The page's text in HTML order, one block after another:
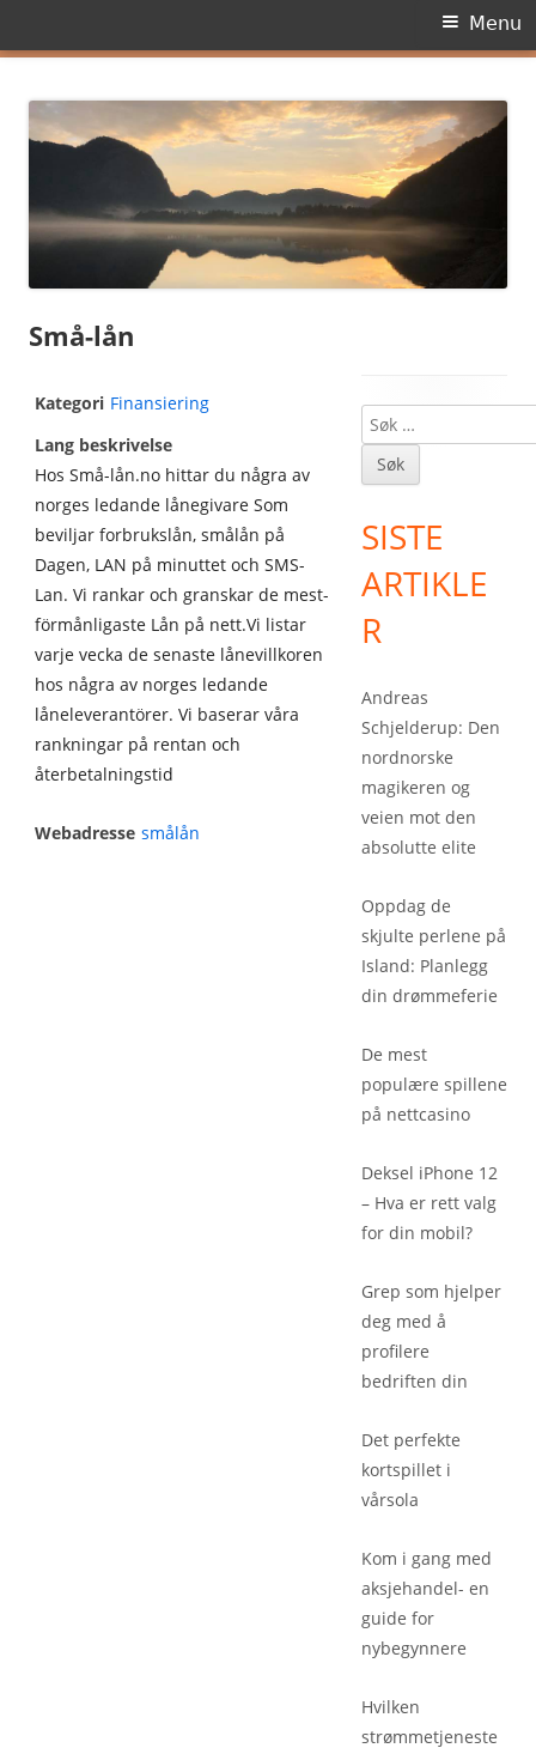
content
Menu
Små-lån
Kategori Finansiering
Lang beskrivelse
Hos Små-lån.no hittar du några av
norges ledande lånegivare Som
beviljar forbrukslån, smålån på
Dagen, LAN på minuttet och SMS-
Lan. Vi rankar och granskar de mest-
förmånligaste Lån på nett.Vi listar
varje vecka de senaste lånevillkoren
hos några av norges ledande
låneleverantörer. Vi baserar våra
rankningar på rentan och
återbetalningstid
Webadresse smålån
Main
Sidebar
Søk
etter:
SISTE
ARTIKLE
R
Andreas
Schjelderup: Den
nordnorske
magikeren og
veien mot den
absolutte elite
Oppdag de
skjulte perlene på
Island: Planlegg
din drømmeferie
De mest
populære spillene
på nettcasino
Deksel iPhone 12
– Hva er rett valg
for din mobil?
Grep som hjelper
deg med å
profilere
bedriften din
Det perfekte
kortspillet i
vårsola
Kom i gang med
aksjehandel- en
guide for
nybegynnere
Hvilken
strømmetjeneste